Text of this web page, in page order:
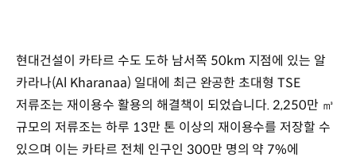
현대건설이 카타르 수도 도하 남서쪽 50km 지점에 있는 알
카라나(Al Kharanaa) 일대에 최근 완공한 초대형 TSE
저류조는 재이용수 활용의 해결책이 되었습니다. 2,250만 ㎥
규모의 저류조는 하루 13만 톤 이상의 재이용수를 저장할 수
있으며 이는 카타르 전체 인구인 300만 명의 약 7%에